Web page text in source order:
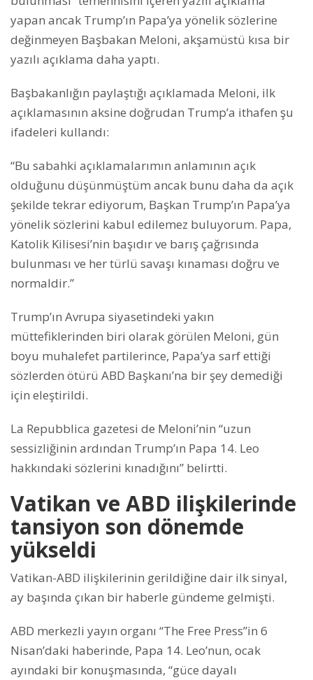
yapan ancak Trump’ın Papa’ya yönelik sözlerine
değinmeyen Başbakan Meloni, akşamüstü kısa bir
yazılı açıklama daha yaptı.
Başbakanlığın paylaştığı açıklamada Meloni, ilk
açıklamasının aksine doğrudan Trump’a ithafen şu
ifadeleri kullandı:
“Bu sabahki açıklamalarımın anlamının açık
olduğunu düşünmüştüm ancak bunu daha da açık
şekilde tekrar ediyorum, Başkan Trump’ın Papa’ya
yönelik sözlerini kabul edilemez buluyorum. Papa,
Katolik Kilisesi’nin başıdır ve barış çağrısında
bulunması ve her türlü savaşı kınaması doğru ve
normaldir.”
Trump’ın Avrupa siyasetindeki yakın
müttefiklerinden biri olarak görülen Meloni, gün
boyu muhalefet partilerince, Papa’ya sarf ettiği
sözlerden ötürü ABD Başkanı’na bir şey demediği
için eleştirildi.
La Repubblica gazetesi de Meloni’nin “uzun
sessizliğinin ardından Trump’ın Papa 14. Leo
hakkındaki sözlerini kınadığını” belirtti.
Vatikan ve ABD ilişkilerinde
tansiyon son dönemde
yükseldi
Vatikan-ABD ilişkilerinin gerildiğine dair ilk sinyal,
ay başında çıkan bir haberle gündeme gelmişti.
ABD merkezli yayın organı “The Free Press”in 6
Nisan’daki haberinde, Papa 14. Leo’nun, ocak
ayındaki bir konuşmasında, “güce dayalı